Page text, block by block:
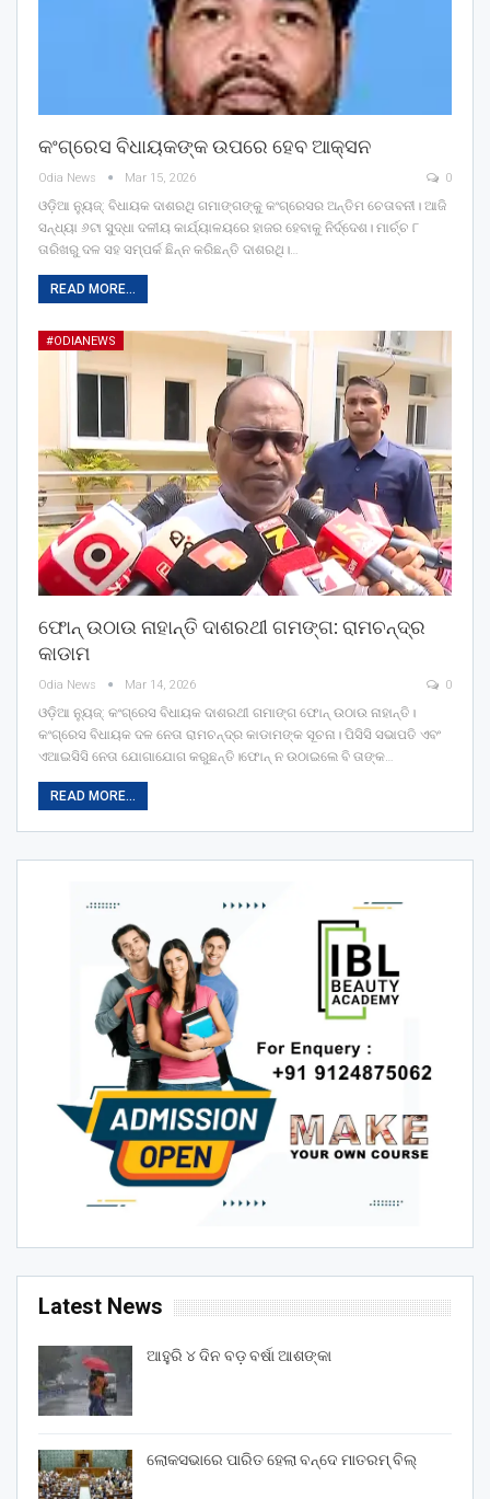
କଂଗ୍ରେସ ବିଧାୟକଙ୍କ ଉପରେ ହେବ ଆକ୍ସନ
Odia News Mar 15, 2026 0
ଓଡ଼ିଆ ନ୍ୟୁଜ୍: ବିଧାୟକ ଦାଶରଥି ଗମାଙ୍ଗଙ୍କୁ କଂଗ୍ରେସର ଅନ୍ତିମ ଚେତାବନୀ। ଆଜି
ସନ୍ଧ୍ୟା ୬ଟା ସୁଦ୍ଧା ଦଳୀୟ କାର୍ଯ୍ୟାଳୟରେ ହାଜର ହେବାକୁ ନିର୍ଦ୍ଦେଶ। ମାର୍ଚ୍ଚ ୮
ତାରିଖରୁ ଦଳ ସହ ସମ୍ପର୍କ ଛିନ୍ନ କରିଛନ୍ତି ଦାଶରଥି।…
READ MORE...
#ODIANEWS
ଫୋନ୍‌ ଉଠାଉ ନାହାନ୍ତି ଦାଶରଥୀ ଗମଙ୍ଗ: ରାମଚନ୍ଦ୍ର
କାଡାମ
Odia News Mar 14, 2026 0
ଓଡ଼ିଆ ନ୍ୟୁଜ୍: କଂଗ୍ରେସ ବିଧାୟକ ଦାଶରଥୀ ଗମାଙ୍ଗ ଫୋନ୍‌ ଉଠାଉ ନାହାନ୍ତି।
କଂଗ୍ରେସ ବିଧାୟକ ଦଳ ନେତା ରାମଚନ୍ଦ୍ର କାଡାମଙ୍କ ସୂଚନା। ପିସିସି ସଭାପତି ଏବଂ
ଏଆଇସିସି ନେତା ଯୋଗାଯୋଗ କରୁଛନ୍ତି।ଫୋନ୍‌ ନ ଉଠାଇଲେ ବି ତାଙ୍କ…
READ MORE...
Latest News
ଆହୁରି ୪ ଦିନ ବଡ଼ ବର୍ଷା ଆଶଙ୍କା
ଲୋକସଭାରେ ପାରିତ ହେଲା ବନ୍ଦେ ମାତରମ୍‌ ବିଲ୍‌